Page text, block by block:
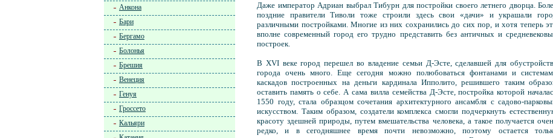
Даже император Адриан выбрал Тибурн для постройки своего летнего дворца.
поздние правители Тиволи тоже строили здесь свои «дачи» и украшали
различными постройками. Многие из них сохранились до сих пор, и хотя теперь
вполне современный город его трудно представить без античных и
построек.
В XVI веке город перешел во владение семьи Д-Эсте, сделавшей для
города очень много. Еще сегодня можно полюбоваться фонтанами и
каскадов построенных на деньги кардинала Ипполито, решившего таким
оставить память о себе. А сама вилла семейства Д-Эсте, постройка которой
1550 году, стала образцом сочетания архитектурного ансамбля с садово-
искусством. Таким образом, создатели комплекса смогли подчеркнуть
красоту здешней природы, путем вмешательства человека, а такое получается
редко, и в сегодняшнее время почти невозможно, поэтому остается
Анкона
Бари
Бергамо
Болонья
Брешия
Венеция
Генуя
Гроссето
Кальяри